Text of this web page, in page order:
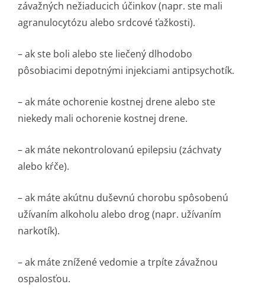
závažných nežiaducich účinkov (napr. ste mali
agranulocytózu alebo srdcové ťažkosti).
– ak ste boli alebo ste liečený dlhodobo
pôsobiacimi depotnými injekciami antipsychotík.
– ak máte ochorenie kostnej drene alebo ste
niekedy mali ochorenie kostnej drene.
– ak máte nekontrolovanú epilepsiu (záchvaty
alebo kŕče).
– ak máte akútnu duševnú chorobu spôsobenú
užívaním alkoholu alebo drog (napr. užívaním
narkotík).
– ak máte znížené vedomie a trpíte závažnou
ospalosťou.